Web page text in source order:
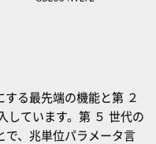
る最先端の機能と第 ２
ています。第 ５ 世代の
で、兆単位パラメータ言